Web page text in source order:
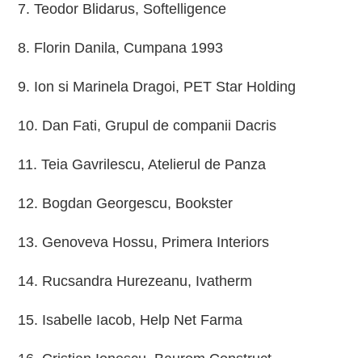
7. Teodor Blidarus, Softelligence
8. Florin Danila, Cumpana 1993
9. Ion si Marinela Dragoi, PET Star Holding
10. Dan Fati, Grupul de companii Dacris
11. Teia Gavrilescu, Atelierul de Panza
12. Bogdan Georgescu, Bookster
13. Genoveva Hossu, Primera Interiors
14. Rucsandra Hurezeanu, Ivatherm
15. Isabelle Iacob, Help Net Farma